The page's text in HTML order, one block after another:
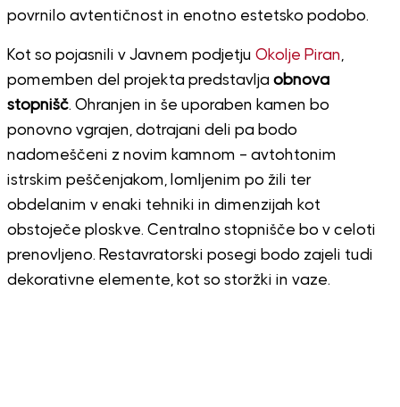
povrnilo avtentičnost in enotno estetsko podobo.
Kot so pojasnili v Javnem podjetju Okolje Piran,
pomemben del projekta predstavlja obnova
stopnišč. Ohranjen in še uporaben kamen bo
ponovno vgrajen, dotrajani deli pa bodo
nadomeščeni z novim kamnom – avtohtonim
istrskim peščenjakom, lomljenim po žili ter
obdelanim v enaki tehniki in dimenzijah kot
obstoječe ploskve. Centralno stopnišče bo v celoti
prenovljeno. Restavratorski posegi bodo zajeli tudi
dekorativne elemente, kot so storžki in vaze.